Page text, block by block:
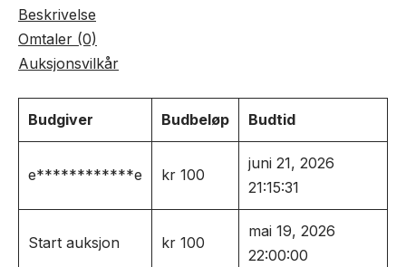
Beskrivelse
Omtaler (0)
Auksjonsvilkår
Budgiver Budbeløp Budtid
e************e kr 100
juni 21, 2026
21:15:31
Start auksjon kr 100
mai 19, 2026
22:00:00